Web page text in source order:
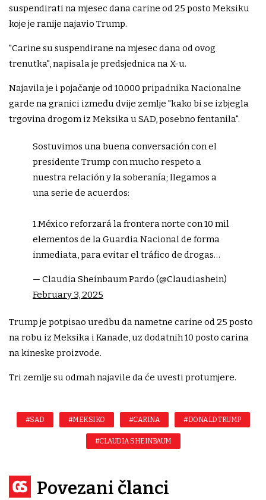
suspendirati na mjesec dana carine od 25 posto Meksiku
koje je ranije najavio Trump.
"Carine su suspendirane na mjesec dana od ovog
trenutka", napisala je predsjednica na X-u.
Najavila je i pojačanje od 10.000 pripadnika Nacionalne
garde na granici između dvije zemlje "kako bi se izbjegla
trgovina drogom iz Meksika u SAD, posebno fentanila".
Sostuvimos una buena conversación con el
presidente Trump con mucho respeto a
nuestra relación y la soberanía; llegamos a
una serie de acuerdos:
1.México reforzará la frontera norte con 10 mil
elementos de la Guardia Nacional de forma
inmediata, para evitar el tráfico de drogas…
— Claudia Sheinbaum Pardo (@Claudiashein)
February 3, 2025
Trump je potpisao uredbu da nametne carine od 25 posto
na robu iz Meksika i Kanade, uz dodatnih 10 posto carina
na kineske proizvode.
Tri zemlje su odmah najavile da će uvesti protumjere.
#SAD #MEKSIKO #CARINA #DONALD TRUMP
#CLAUDIA SHEINBAUM
Povezani članci